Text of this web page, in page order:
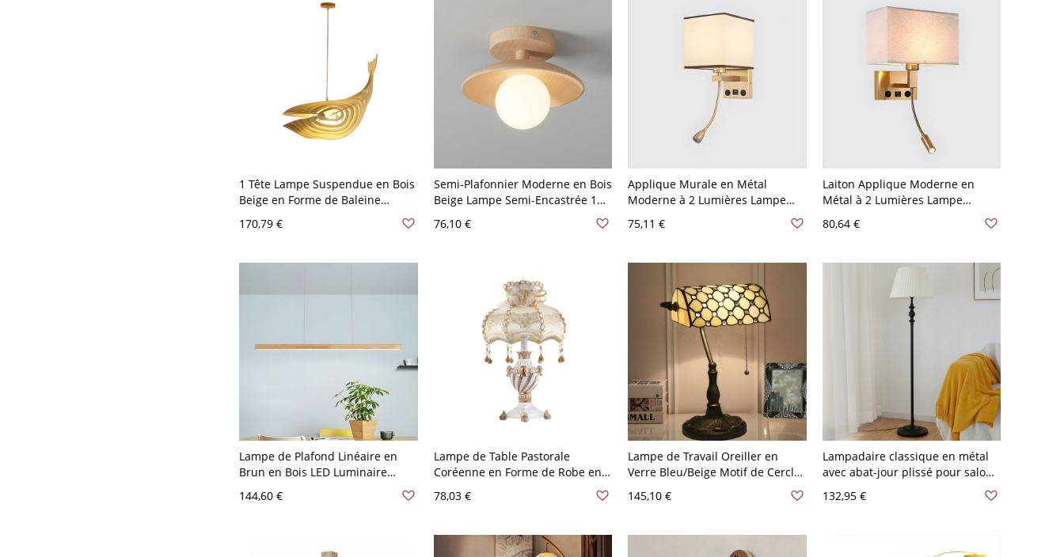
1 Tête Lampe Suspendue en Bois
Beige en Forme de Baleine
110 V-120 V 59,69 cm
170,79 €
Semi-Plafonnier Moderne en Bois
Beige Lampe Semi-Encastrée 1
Tête Abat-Jour Boule en Verre -
Bois 110 V-120 V 17,78 cm
76,10 €
Applique Murale en Métal
Moderne à 2 Lumières Lampe
Cubique - 110 V-120 V Lin Oui
75,11 €
Laiton Applique Moderne en
Métal à 2 Lumières Lampe
Rectangle - 110 V-120 V Laiton
80,64 €
Lampe de Plafond Linéaire en
Brun en Bois LED Luminaire
Salle à Manger - 110 V-120 V Bois
144,60 €
Lampe de Table Pastorale
Coréenne en Forme de Robe en
Fleur Lampe de Bureau à 1 Tête
Beige
78,03 €
Lampe de Travail Oreiller en
Verre Bleu/Beige Motif de Cercle
Style Tiffany avec Chaîne à Tirer -
145,10 €
Lampadaire classique en métal
avec abat-jour plissé pour salon -
132,95 €